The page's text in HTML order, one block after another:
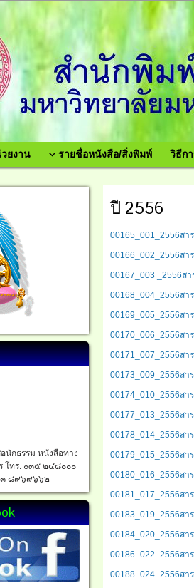
ยงาน รายชื่อหนังสือ/สิ่งพิมพ์ วิธีก
นักธรรม หนังสือทาง
โทร. ๐๓๕ ๒๔๘๐๐๐
๘๙๖๙๖๖๒
ปี 2556
00165_001_2556สา
00166_002_2556ส
00167_003 _2556ส
00168_004_2556สา
00169_005_2556สา
00170_006_2556สา
00171_007_2556สา
00173_009_2556สา
00174_010_2556สา
00177_013_2556ส
00178_014_2556สา
00179_015_2556ส
00180_016_2556สา
00181_017_2556สา
00183_019_2556สา
00184_020_2556สา
00186_022_2556สา
00188_024_2556สา